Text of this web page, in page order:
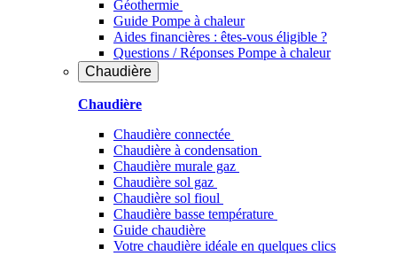
Géothermie
Guide Pompe à chaleur
Aides financières : êtes-vous éligible ?
Questions / Réponses Pompe à chaleur
Chaudière
Chaudière
Chaudière connectée
Chaudière à condensation
Chaudière murale gaz
Chaudière sol gaz
Chaudière sol fioul
Chaudière basse température
Guide chaudière
Votre chaudière idéale en quelques clics